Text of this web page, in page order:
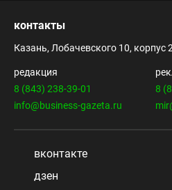
контакты
Казань, Лобачевского 10, корпус
редакция
8 (843) 238-39-01
info@business-gazeta.ru
8
вконтакте
дзен